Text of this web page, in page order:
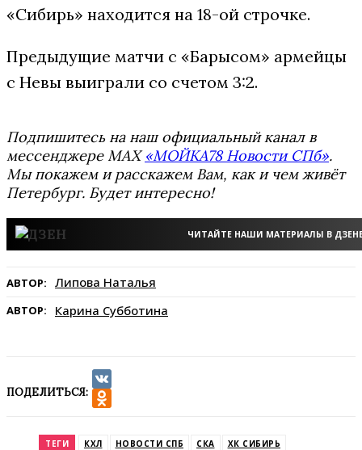
«Сибирь» находится на 18-ой строчке.
Предыдущие матчи с «Барысом» армейцы
с Невы выиграли со счетом 3:2.
Подпишитесь на наш официальный канал в
мессенджере MAX«МОЙКА78 Новости СПб».
Мы покажем и расскажем Вам, как и чем живёт
Петербург. Будет интересно!
ЧИТАЙТЕ НАШИ МАТЕРИАЛЫ В
АВТОР: Липова Наталья
АВТОР: Карина Субботина
ПОДЕЛИТЬСЯ:
VK
ТЕГИ КХЛ НОВОСТИ СПБ СКА ХК СИБИРЬ